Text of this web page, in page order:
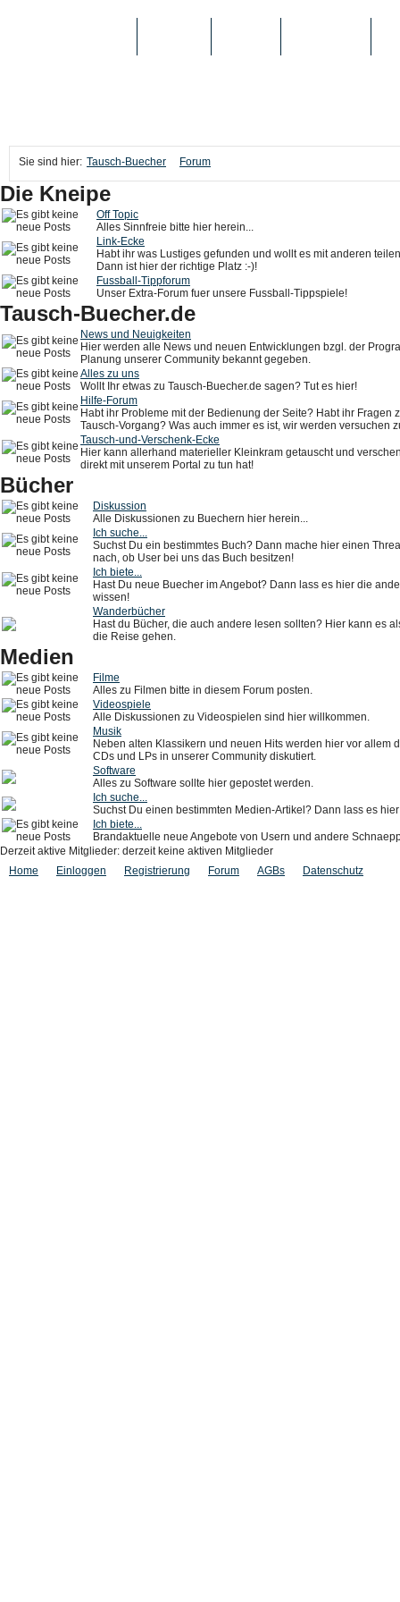
Sie sind hier: Tausch-Buecher Forum
Die Kneipe
Off Topic
Alles Sinnfreie bitte hier herein...
Link-Ecke
Habt ihr was Lustiges gefunden und wollt es mit anderen
Dann ist hier der richtige Platz :-)!
Fussball-Tippforum
Unser Extra-Forum fuer unsere Fussball-Tippspiele!
Tausch-Buecher.de
News und Neuigkeiten
Hier werden alle News und neuen Entwicklungen bzgl. der
Planung unserer Community bekannt gegeben.
Alles zu uns
Wollt Ihr etwas zu Tausch-Buecher.de sagen? Tut es hier!
Hilfe-Forum
Habt ihr Probleme mit der Bedienung der Seite? Habt ihr Fragen
Tausch-Vorgang? Was auch immer es ist, wir werden versuchen
Tausch-und-Verschenk-Ecke
Hier kann allerhand materieller Kleinkram getauscht und
direkt mit unserem Portal zu tun hat!
Bücher
Diskussion
Alle Diskussionen zu Buechern hier herein...
Ich suche...
Suchst Du ein bestimmtes Buch? Dann mache hier einen
nach, ob User bei uns das Buch besitzen!
Ich biete...
Hast Du neue Buecher im Angebot? Dann lass es hier die
wissen!
Wanderbücher
Hast du Bücher, die auch andere lesen sollten? Hier kann es
die Reise gehen.
Medien
Filme
Alles zu Filmen bitte in diesem Forum posten.
Videospiele
Alle Diskussionen zu Videospielen sind hier willkommen.
Musik
Neben alten Klassikern und neuen Hits werden hier vor allem
CDs und LPs in unserer Community diskutiert.
Software
Alles zu Software sollte hier gepostet werden.
Ich suche...
Suchst Du einen bestimmten Medien-Artikel? Dann lass es
Ich biete...
Brandaktuelle neue Angebote von Usern und andere
Derzeit aktive Mitglieder: derzeit keine aktiven Mitglieder
Home
Einloggen Registrierung Forum AGBs Datenschutz